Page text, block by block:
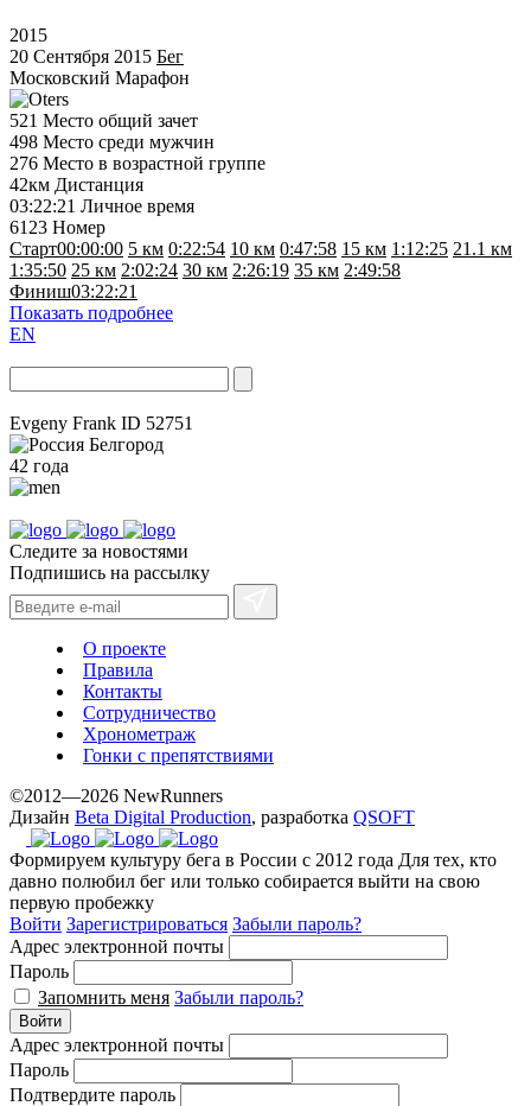
2015
20 Сентября 2015 Бег
Московский Марафон
521 Место общий зачет
498 Место среди мужчин
276 Место в возрастной группе
42км Дистанция
03:22:21 Личное время
6123 Номер
Старт00:00:00 5 км 0:22:54 10 км 0:47:58 15 км 1:12:25 21.1 км
1:35:50 25 км 2:02:24 30 км 2:26:19 35 км 2:49:58
Финиш03:22:21
Показать подробнее
EN
Evgeny Frank ID 52751
Белгород
42 года
Следите за новостями
Подпишись на рассылку
О проекте
Правила
Контакты
Сотрудничество
Хронометраж
Гонки с препятствиями
©2012—2026 NewRunners
Дизайн Beta Digital Production, разработка QSOFT
Формируем культуру бега в России с 2012 года Для тех, кто
давно полюбил бег или только собирается выйти на свою
первую пробежку
Войти Зарегистрироваться Забыли пароль?
Адрес электронной почты
Пароль
Запомнить меня Забыли пароль?
Войти
Адрес электронной почты
Пароль
Подтвердите пароль